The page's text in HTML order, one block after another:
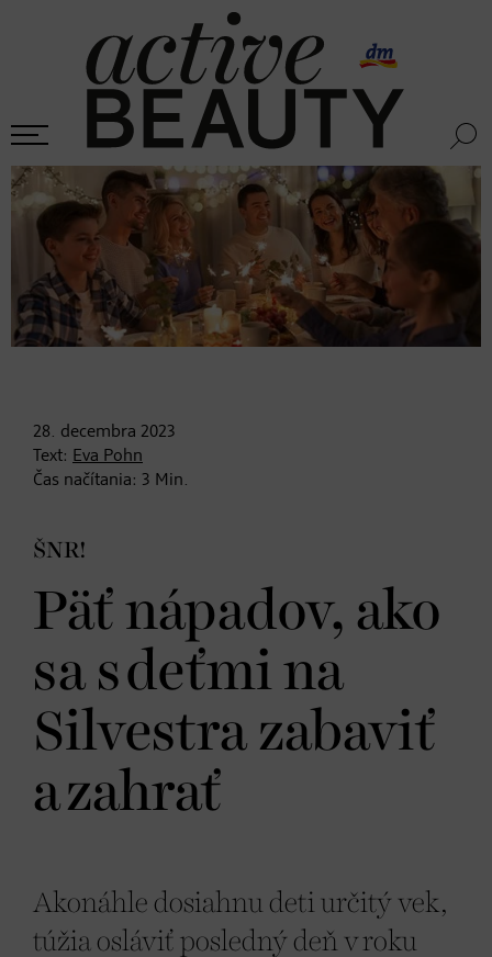
28. decembra 2023
Text: Eva Pohn
Čas načítania: 3 Min.
ŠNR!
Päť nápadov, ako
sa s deťmi na
Silvestra zabaviť
a zahrať
Akonáhle dosiahnu deti určitý vek,
túžia osláviť posledný deň v roku